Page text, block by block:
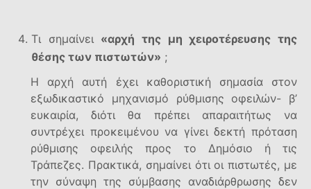
Τι σημαίνει «αρχή της μη χειροτέρευσης της
θέσης των πιστωτών» ;
Η αρχή αυτή έχει καθοριστική σημασία στον
εξωδικαστικό μηχανισμό ρύθμισης οφειλών- β’
ευκαιρία, διότι θα πρέπει απαραιτήτως να
συντρέχει προκειμένου να γίνει δεκτή πρόταση
ρύθμισης οφειλής προς το Δημόσιο ή τις
Τράπεζες. Πρακτικά, σημαίνει ότι οι πιστωτές, με
την σύναψη της σύμβασης αναδιάρθρωσης δεν